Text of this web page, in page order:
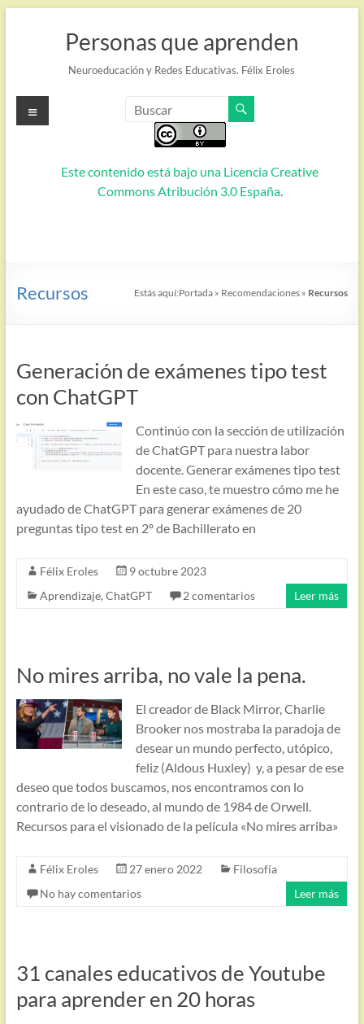
Personas que aprenden
Neuroeducación y Redes Educativas. Félix Eroles
Este contenido está bajo una Licencia Creative
Commons Atribución 3.0 España.
Menú
Recursos Estás aquí:Portada » Recomendaciones » Recursos
Generación de exámenes tipo test
con ChatGPT
Continúo con la sección de utilización
de ChatGPT para nuestra labor
docente. Generar exámenes tipo test
En este caso, te muestro cómo me he
ayudado de ChatGPT para generar exámenes de 20
preguntas tipo test en 2º de Bachillerato en
Félix Eroles
9 octubre 2023
Aprendizaje, ChatGPT 2 comentarios Leer más
No mires arriba, no vale la pena.
El creador de Black Mirror, Charlie
Brooker nos mostraba la paradoja de
desear un mundo perfecto, utópico,
feliz (Aldous Huxley) y, a pesar de ese
deseo que todos buscamos, nos encontramos con lo
contrario de lo deseado, al mundo de 1984 de Orwell.
Recursos para el visionado de la película «No mires arriba»
Félix Eroles 27 enero 2022
Filosofía
No hay comentarios
Leer más
31 canales educativos de Youtube
para aprender en 20 horas